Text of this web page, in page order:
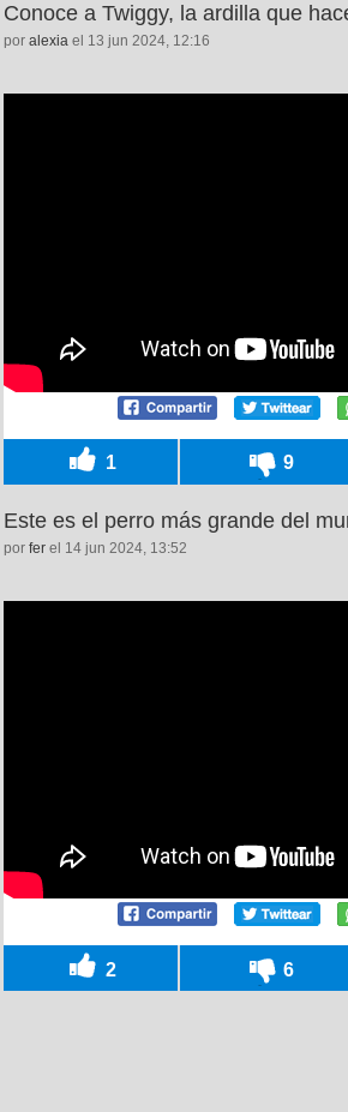
Conoce a Twiggy, la ardilla que
por alexia el 13 jun 2024, 12:16
1 9
Este es el perro más grande del
por fer el 14 jun 2024, 13:52
2 6